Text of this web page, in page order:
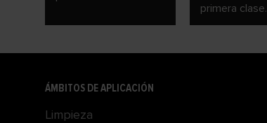
primera clase.
ÁMBITOS DE APLICACIÓN
Limpieza